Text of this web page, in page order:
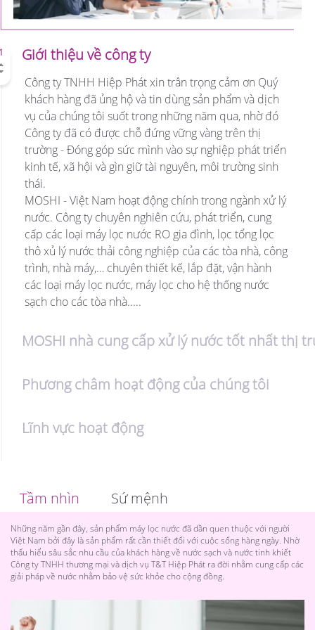
Giới thiệu về công ty
Công ty TNHH Hiệp Phát xin trân trọng cảm ơn Quý
khách hàng đã ủng hộ và tin dùng sản phẩm và dịch
vụ của chúng tôi suốt trong những năm qua, nhờ đó
Công ty đã có được chỗ đứng vững vàng trên thị
trường - Đóng góp sức mình vào sự nghiệp phát triển
kinh tế, xã hội và gìn giữ tài nguyên, môi trường sinh
thái.
MOSHI - Việt Nam hoạt động chính trong ngành xử lý
nước. Công ty chuyên nghiên cứu, phát triển, cung
cấp các loại máy lọc nước RO gia đình, lọc tổng lọc
thô xủ lý nước thải công nghiệp của các tòa nhà, công
trình, nhà máy,… chuyên thiết kế, lắp đặt, vận hành
các loại máy lọc nước, máy lọc cho hệ thống nước
sạch cho các tòa nhà.....
MOSHI nhà cung cấp xử lý nước tốt nhất thị
Phương châm hoạt động của chúng tôi
Lĩnh vực hoạt động
Tầm nhìn Sứ mệnh
Những năm gần đây, sản phẩm máy lọc nước đã dần quen thuộc với người
Việt Nam bởi đây là sản phẩm rất cần thiết đối với cuộc sống hàng ngày. Nhờ
thấu hiểu sâu sắc nhu cầu của khách hàng về nước sạch và nước tinh khiết
Công ty TNHH thương mại và dịch vụ T&T Hiệp Phát ra đời nhằm cung cấp các
giải pháp về nước nhằm bảo vệ sức khỏe cho cộng đồng.